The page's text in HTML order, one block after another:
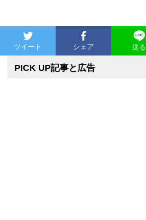
ツイート シェア 送る
PICK UP記事と広告